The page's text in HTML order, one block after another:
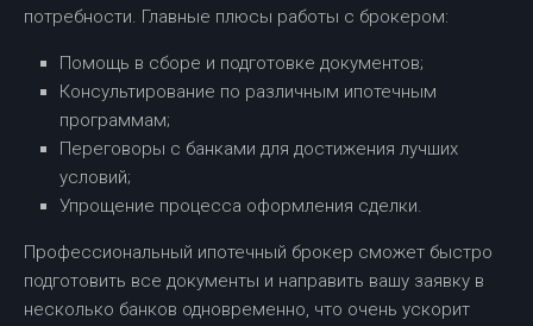
потребности. Главные плюсы работы с брокером:
Помощь в сборе и подготовке документов;
Консультирование по различным ипотечным
программам;
Переговоры с банками для достижения лучших
условий;
Упрощение процесса оформления сделки.
Профессиональный ипотечный брокер сможет быстро
подготовить все документы и направить вашу заявку в
несколько банков одновременно, что очень ускорит